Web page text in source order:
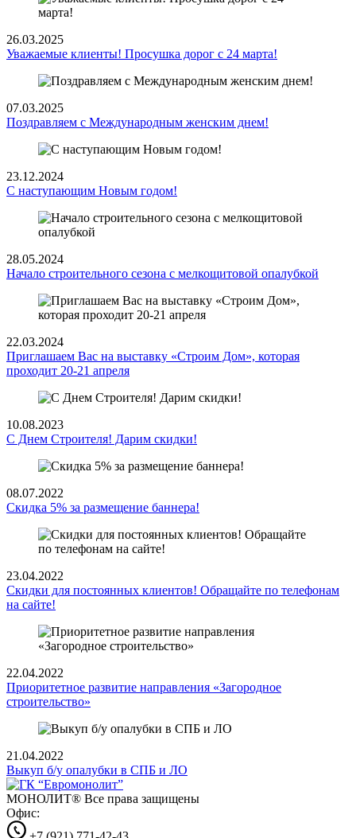
26.03.2025
Уважаемые клиенты! Просушка дорог с 24 марта!
07.03.2025
Поздравляем с Международным женским днем!
23.12.2024
С наступающим Новым годом!
28.05.2024
Начало строительного сезона с мелкощитовой опалубкой
22.03.2024
Приглашаем Вас на выставку «Строим Дом», которая
проходит 20-21 апреля
10.08.2023
С Днем Строителя! Дарим скидки!
08.07.2022
Скидка 5% за размещение баннера!
23.04.2022
Скидки для постоянных клиентов! Обращайте по телефонам
на сайте!
22.04.2022
Приоритетное развитие направления «Загородное
строительство»
21.04.2022
Выкуп б/у опалубки в СПБ и ЛО
МОНОЛИТ® Все права защищены
Офис: